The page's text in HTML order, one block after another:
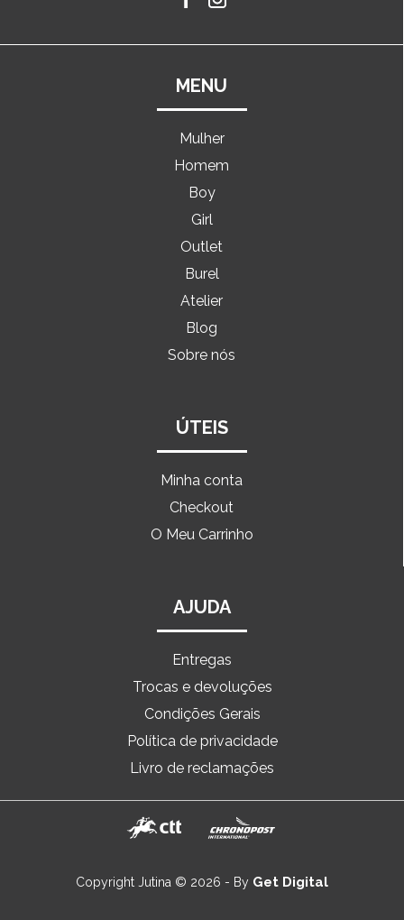
MENU
Mulher
Homem
Boy
Girl
Outlet
Burel
Atelier
Blog
Sobre nós
ÚTEIS
Minha conta
Checkout
O Meu Carrinho
AJUDA
Entregas
Trocas e devoluções
Condições Gerais
Política de privacidade
Livro de reclamações
Copyright Jutina © 2026 - By Get Digital